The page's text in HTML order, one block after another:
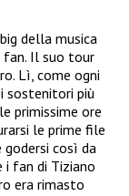
della musica
fan. Il suo tour
Lì, come ogni
sostenitori più
primissime ore
le prime file
così da
i fan di Tiziano
era rimasto